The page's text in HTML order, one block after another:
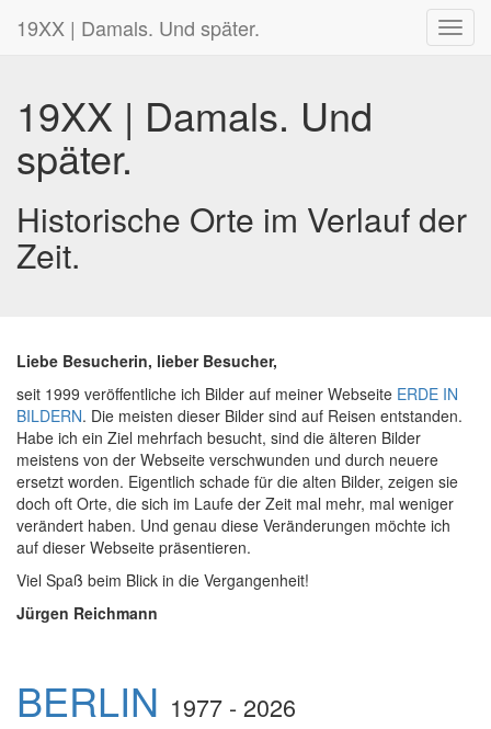
19XX | Damals. Und später.
19XX | Damals. Und
später.
Historische Orte im Verlauf der
Zeit.
Liebe Besucherin, lieber Besucher,
seit 1999 veröffentliche ich Bilder auf meiner Webseite ERDE IN
BILDERN. Die meisten dieser Bilder sind auf Reisen entstanden.
Habe ich ein Ziel mehrfach besucht, sind die älteren Bilder
meistens von der Webseite verschwunden und durch neuere
ersetzt worden. Eigentlich schade für die alten Bilder, zeigen sie
doch oft Orte, die sich im Laufe der Zeit mal mehr, mal weniger
verändert haben. Und genau diese Veränderungen möchte ich
auf dieser Webseite präsentieren.
Viel Spaß beim Blick in die Vergangenheit!
Jürgen Reichmann
BERLIN 1977 - 2026